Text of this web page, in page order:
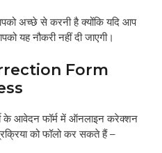
अच्छे से करनी है क्योंकि यदि आप
यह नौकरी नहीं दी जाएगी।
Form
के आवेदन फॉर्म में ऑनलाइन करेक्शन
को फॉलो कर सकते हैं –